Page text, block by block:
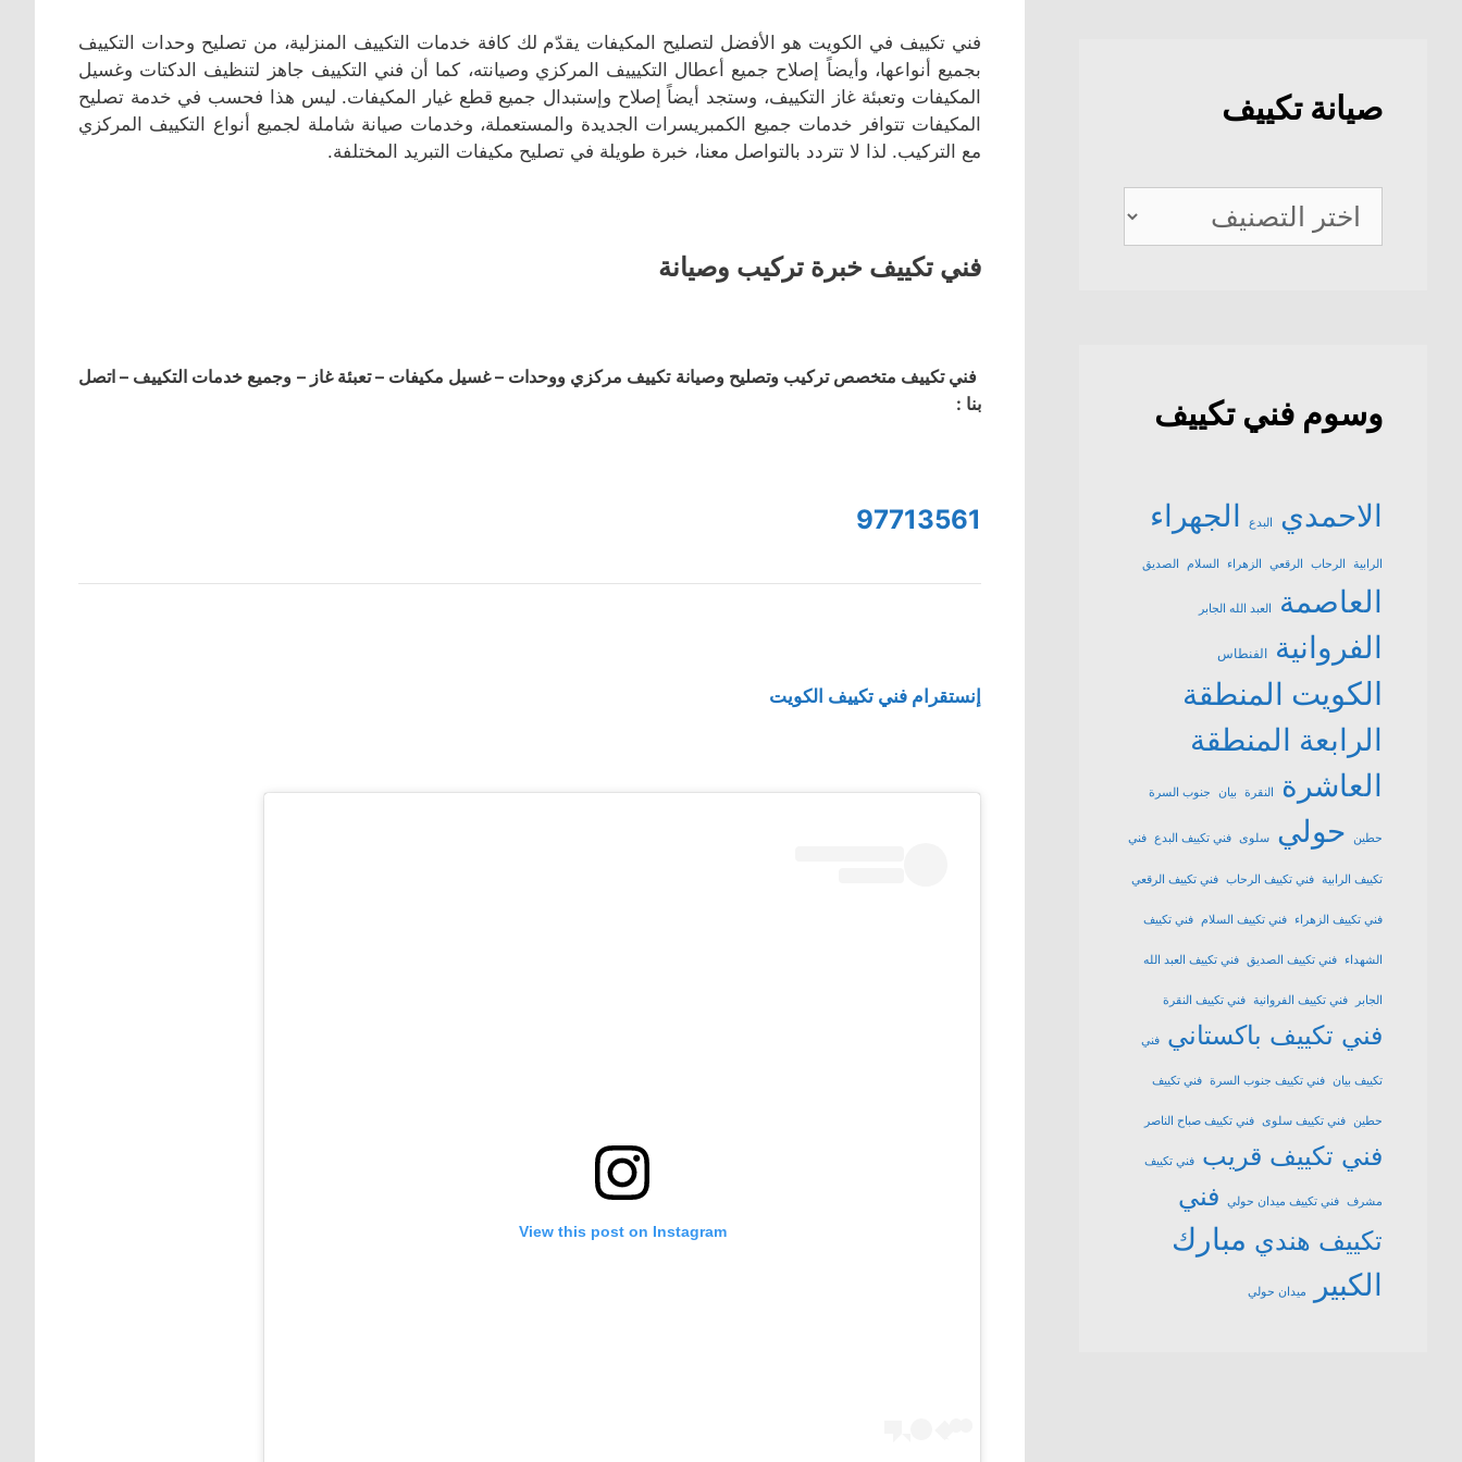
فني تكييف في الكويت هو الأفضل لتصليح المكيفات يقدّم لك كافة خدمات التكييف المنزلية، من تصليح وحدات التكييف
بجميع أنواعها، وأيضاً إصلاح جميع أعطال التكيييف المركزي وصيانته، كما أن فني التكييف جاهز لتنظيف الدكتات وغسيل
المكيفات وتعبئة غاز التكييف، وستجد أيضاً إصلاح وإستبدال جميع قطع غيار المكيفات. ليس هذا فحسب في خدمة تصليح
المكيفات تتوافر خدمات جميع الكمبريسرات الجديدة والمستعملة، وخدمات صيانة شاملة لجميع أنواع التكييف المركزي
مع التركيب. لذا لا تتردد بالتواصل معنا، خبرة طويلة في تصليح مكيفات التبريد المختلفة.
فني تكييف خبرة تركيب وصيانة
فني تكييف متخصص تركيب وتصليح وصيانة تكييف مركزي ووحدات – غسيل مكيفات – تعبئة غاز – وجميع خدمات التكييف – اتصل
بنا :
97713561
إنستقرام فني تكييف الكويت
View this post on Instagram
صيانة تكييف
صيانة
تكييف
وسوم فني تكييف
الاحمدي البدع الجهراء
الرابية الرحاب الرقعي الزهراء السلام الصديق
العاصمة العبد الله الجابر
الفروانية الفنطاس
الكويت المنطقة
الرابعة المنطقة
العاشرة
النقرة بيان جنوب السرة
حطين حولي سلوى فني تكييف البدع فني
تكييف الرابية فني تكييف الرحاب فني تكييف الرقعي
فني تكييف الزهراء فني تكييف السلام فني تكييف
الشهداء فني تكييف الصديق فني تكييف العبد الله
الجابر فني تكييف الفروانية فني تكييف النقرة
فني تكييف باكستاني فني
تكييف بيان فني تكييف جنوب السرة فني تكييف
حطين فني تكييف سلوى فني تكييف صباح الناصر
فني تكييف قريب فني تكييف
مشرف فني تكييف ميدان حولي
فني
تكييف هندي مبارك
الكبير
ميدان حولي